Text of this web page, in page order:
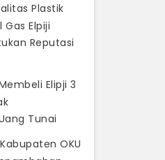
Plastik
Elpiji
Reputasi
Elipji 3
Tunai
OKU